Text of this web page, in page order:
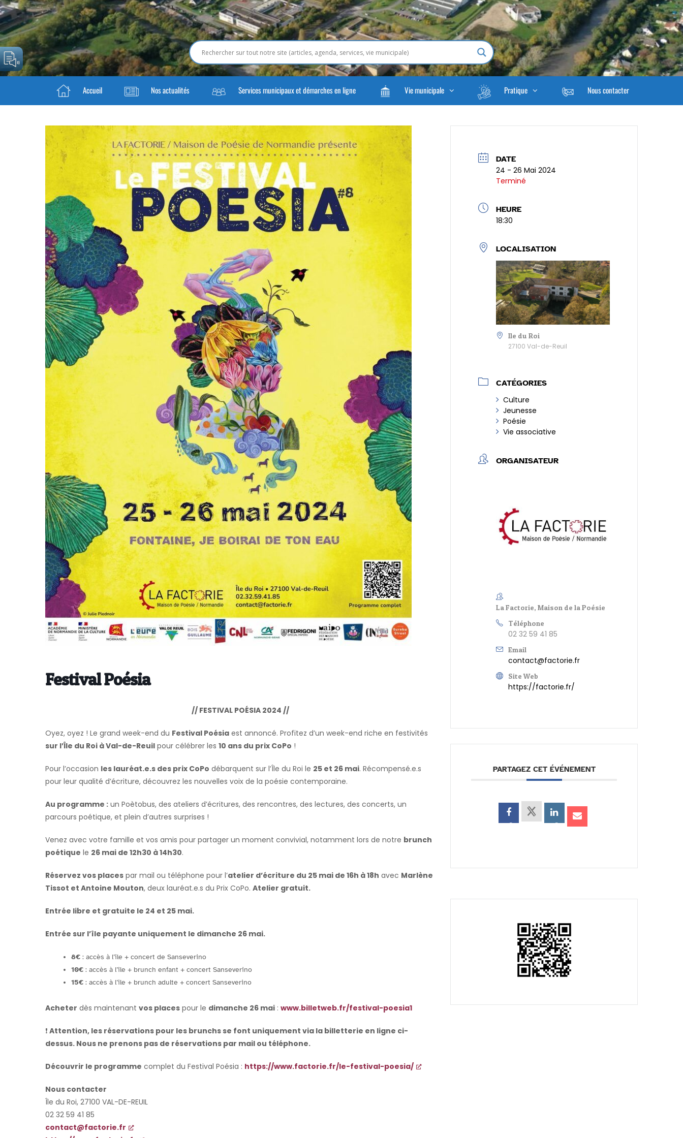
Accueil Nos actualités Services municipaux et démarches en ligne Vie municipale Pratique Nous contacter
Festival Poésia
// FESTIVAL POÉSIA 2024 //
Oyez, oyez ! Le grand week-end du Festival Poésia est annoncé. Profitez d’un week-end riche en festivités
sur l’Île du Roi à Val-de-Reuil pour célébrer les 10 ans du prix CoPo !
Pour l’occasion les lauréat.e.s des prix CoPo débarquent sur l’Île du Roi le 25 et 26 mai. Récompensé.e.s
pour leur qualité d’écriture, découvrez les nouvelles voix de la poésie contemporaine.
Au programme : un Poètobus, des ateliers d’écritures, des rencontres, des lectures, des concerts, un
parcours poétique, et plein d’autres surprises !
Venez avec votre famille et vos amis pour partager un moment convivial, notamment lors de notre brunch
poétique le 26 mai de 12h30 à 14h30.
Réservez vos places par mail ou téléphone pour l’atelier d’écriture du 25 mai de 16h à 18h avec Marlène
Tissot et Antoine Mouton, deux lauréat.e.s du Prix CoPo. Atelier gratuit.
Entrée libre et gratuite le 24 et 25 mai.
Entrée sur l’île payante uniquement le dimanche 26 mai.
8€ : accès à l’île + concert de Sanseverino
10€ : accès à l’île + brunch enfant + concert Sanseverino
15€ : accès à l’île + brunch adulte + concert Sanseverino
Acheter dès maintenant vos places pour le dimanche 26 mai : www.billetweb.fr/festival-poesia1
❗️ Attention, les réservations pour les brunchs se font uniquement via la billetterie en ligne ci-
dessus. Nous ne prenons pas de réservations par mail ou téléphone.
Découvrir le programme complet du Festival Poésia : https://www.factorie.fr/le-festival-poesia/
Nous contacter
Île du Roi, 27100 VAL-DE-REUIL
02 32 59 41 85
contact@factorie.fr
DATE
24 - 26 Mai 2024
Terminé
HEURE
18:30
LOCALISATION
Ile du Roi
27100 Val-de-Reuil
CATÉGORIES
Culture
Jeunesse
Poésie
Vie associative
ORGANISATEUR
La Factorie, Maison de la Poésie
Téléphone
02 32 59 41 85
Email
contact@factorie.fr
Site Web
https://factorie.fr/
PARTAGEZ CET ÉVÉNEMENT